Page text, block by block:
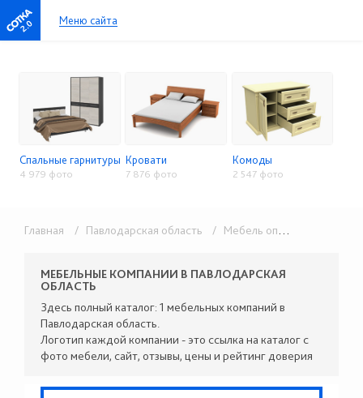
2.0 Меню сайта
Спальные гарнитуры
4 979 фото
Кровати
7 876 фото
Комоды
2 547 фото
Главная / Павлодарская область / Мебель оптом
МЕБЕЛЬНЫЕ КОМПАНИИ В ПАВЛОДАРСКАЯ
ОБЛАСТЬ
Здесь полный каталог: 1 мебельных компаний в
Павлодарская область.
Логотип каждой компании - это ссылка на каталог с
фото мебели, сайт, отзывы, цены и рейтинг доверия